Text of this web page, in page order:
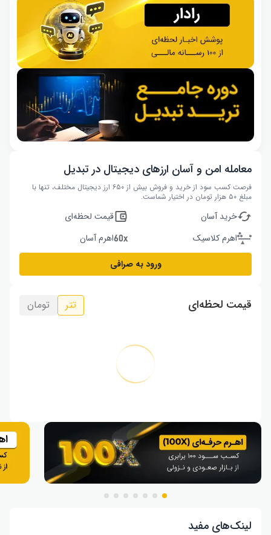
معامله امن و آسان ارزهای دیجیتال در تبدیل
فرصت کسب سود از خرید و فروش بیش از ۶۵۰ ارز دیجیتال مختلف، تنها با
مبلغ ۵۰ هزار تومان در اختیار شماست.
خرید آسان
قیمت لحظه‌ای
اهرم کلاسیک
اهرم آسان
ورود به صرافی
قیمت لحظه‌ای تتر تومان
لینک‌های مفید